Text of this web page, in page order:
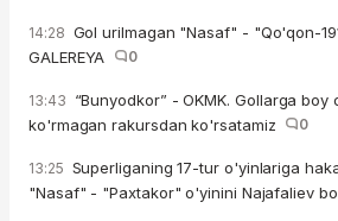
14:28 Gol urilmagan "Nasaf" - "Qo'qon-
GALEREYA
0
13:43 “Bunyodkor” - OKMK. Gollarga
ko'rmagan rakursdan ko'rsatamiz
0
13:25 Superliganing 17-tur o'yinlariga
"Nasaf" - "Paxtakor" o'yinini Najafaliev